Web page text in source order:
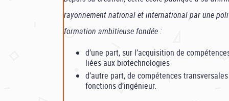
rayonnement national et international par une
formation ambitieuse fondée :
d’une part, sur l’acquisition de
liées aux biotechnologies
d’autre part, de compétences
fonctions d’ingénieur.